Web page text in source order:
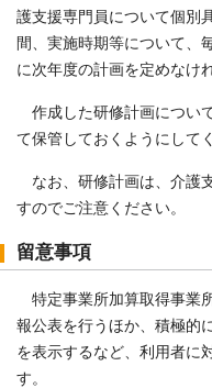
護支援専門員について個別
間、実施時期等について、
に次年度の計画を定めなけ
作成した研修計画につい
て保管しておくようにして
なお、研修計画は、介護
すのでご注意ください。
留意事項
特定事業所加算取得事業
報公表を行うほか、積極的
を表示するなど、利用者に
す。